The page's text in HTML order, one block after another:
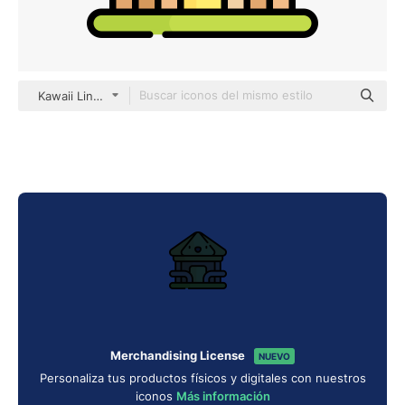
Kawaii Lineal color
Merchandising License NUEVO
Personaliza tus productos físicos y digitales con nuestros
iconos Más información